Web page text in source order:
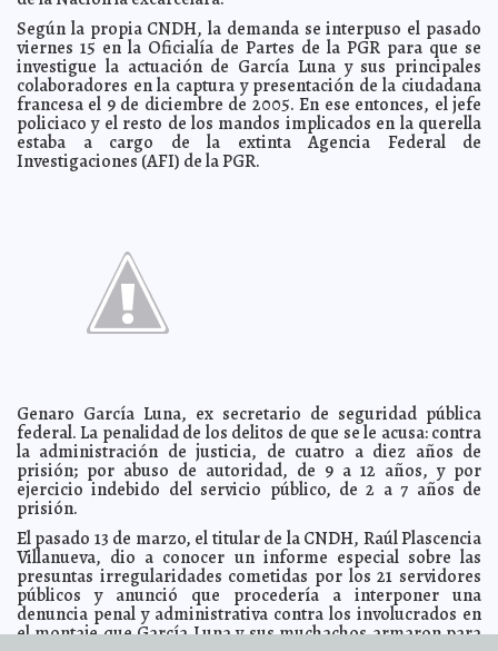
Monforte
2013-03-19 23:02:29 Invitan a 'Casino Night' a beneficio de adultos mayores
Mari Tere Menéndez Monforte
2013-03-19 22:44:58 Perredista Bayardo Ojeda defiende Pacto por México A7
2013-03-19 22:42:01 Auguran primavera sofocante y tormentosa Mari Tere
Menéndez Monforte
2013-03-19 22:26:37 Tratarán de desmantelar 'mafia' de ambulantes
chiapanecos A7
Mari Tere Menéndez Monforte
2013-03-19 22:06:11 Actualizan a trabajadores municipales en combate de
2013-03-19 21:20:35 Entusiasmo científico por el Papa Francisco
2013-03-19 21:09:08 El Papa considerará venir a México A7
2013-03-19 21:06:59 Invitan a Mérida al Congreso de Ciudades Patrimonio
de la Humanidad A7
2013-03-19 21:02:04 La Comuna llevó a 300 estudiantes a la FILEY
Mari Tere
Menéndez Monforte
2013-03-19 20:59:52 El Papa y el niño Mari Tere Menéndez Monforte
2013-03-19 19:10:47 Exhorto desde el Senado al Gobierno de Yucatán en
caso Tinum A7
2013-03-19 17:33:00 Se 'aviolentan' de nuevo diputados ucranianos Mari Tere
Menéndez Monforte
Según la propia CNDH, la demanda se interpuso el pasado
viernes 15 en la Oficialía de Partes de la PGR para que se
investigue la actuación de García Luna y sus principales
colaboradores en la captura y presentación de la ciudadana
francesa el 9 de diciembre de 2005. En ese entonces, el jefe
policiaco y el resto de los mandos implicados en la querella
estaba a cargo de la extinta Agencia Federal de
Investigaciones (AFI) de la PGR.
Genaro García Luna, ex secretario de seguridad pública
federal. La penalidad de los delitos de que se le acusa: contra
la administración de justicia, de cuatro a diez años de
prisión; por abuso de autoridad, de 9 a 12 años, y por
ejercicio indebido del servicio público, de 2 a 7 años de
prisión.
El pasado 13 de marzo, el titular de la CNDH, Raúl Plascencia
Villanueva, dio a conocer un informe especial sobre las
presuntas irregularidades cometidas por los 21 servidores
públicos y anunció que procedería a interponer una
denuncia penal y administrativa contra los involucrados en
el montaje que García Luna y sus muchachos armaron para